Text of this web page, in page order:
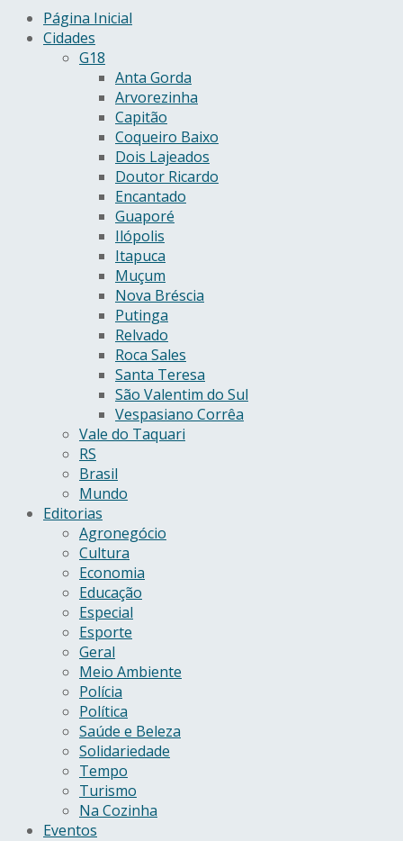
Página Inicial
Cidades
G18
Anta Gorda
Arvorezinha
Capitão
Coqueiro Baixo
Dois Lajeados
Doutor Ricardo
Encantado
Guaporé
Ilópolis
Itapuca
Muçum
Nova Bréscia
Putinga
Relvado
Roca Sales
Santa Teresa
São Valentim do Sul
Vespasiano Corrêa
Vale do Taquari
RS
Brasil
Mundo
Editorias
Agronegócio
Cultura
Economia
Educação
Especial
Esporte
Geral
Meio Ambiente
Polícia
Política
Saúde e Beleza
Solidariedade
Tempo
Turismo
Na Cozinha
Eventos